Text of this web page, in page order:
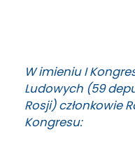
W imieniu I
Ludowych (59
Rosji) członkowie
Kongresu: